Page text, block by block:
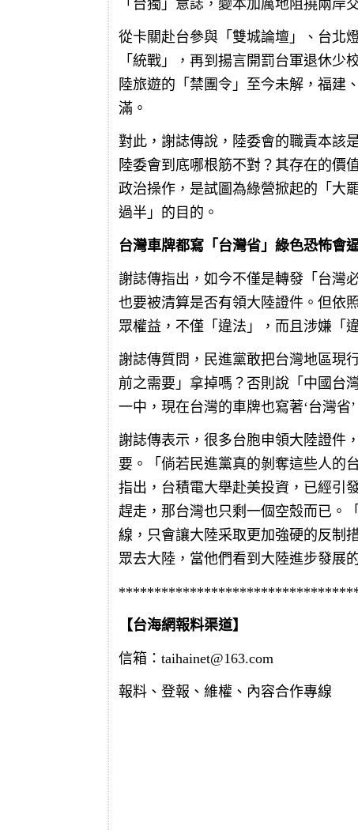
「台獨」意誌，變本加厲地阻撓兩岸
從卡關赴台參與「雙城論壇」、台北
「統戰」，再到揚言開罰台軍退休
陸旅遊的「禁團令」至今未解，福建
滿。
對此，謝誌傳說，陸委會的職責本該
陸委會到底哪根筋不對？其存在的價
政治操作，是試圖為綠營掀起的「大
過半」的目的。
台灣車牌都寫「台灣省」綠色恐怖會
謝誌傳指出，如今不僅是轉發「台灣
也要被清算是否有領大陸證件。但依
眾權益，不僅「違法」，而且涉嫌「
謝誌傳質問，民進黨敢把台灣地區現
前之需要」拿掉嗎？否則說「中國台
一中，現在台灣的車牌也寫著‘台灣省’
謝誌傳表示，很多台胞申領大陸證件
要。「倘若民進黨真的剝奪這些人的
指出，台積電大舉赴美投資，已經引
趕走，那台灣也只剩一個空殼而已。
線，只會讓大陸采取更加強硬的反制
眾去大陸，當他們看到大陸進步發展
【台海網報料渠道】
信箱： taihainet@163.com
報料、登報、維權、內容合作專線